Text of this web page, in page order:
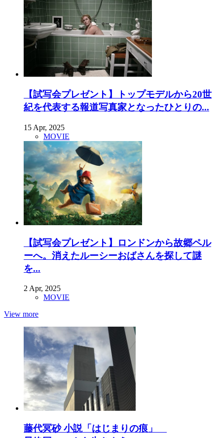
【試写会プレゼント】トップモデルから20世
紀を代表する報道写真家となったひとりの...
15 Apr, 2025
MOVIE
【試写会プレゼント】ロンドンから故郷ペル
ーへ。消えたルーシーおばさんを探して謎
を...
2 Apr, 2025
MOVIE
View more
藤代冥砂 小説「はじまりの痕」